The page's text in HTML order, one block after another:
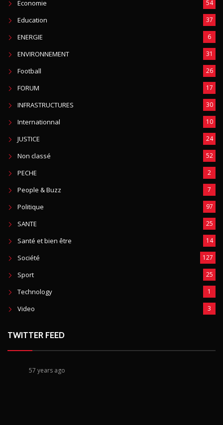
Economie 54
Education 37
ENERGIE 6
ENVIRONNEMENT 31
Football 26
FORUM 17
INFRASTRUCTURES 30
Internationnal 10
JUSTICE 24
Non classé 52
PECHE 2
People & Buzz 7
Politique 97
SANTE 25
Santé et bien être 14
Société 127
Sport 25
Technology 1
Video 3
TWITTER FEED
57 years ago